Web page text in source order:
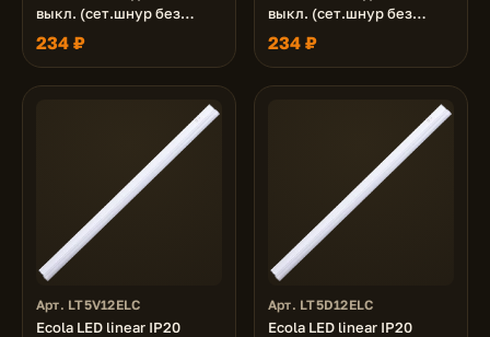
выкл. (сет.шнур без
вилки, жест.коннектор)
8W 220V 4200K
570x22x33
234 ₽
выкл. (сет.шнур без
вилки, жест.коннектор)
8W 220V 6500K
570x22x33
234 ₽
Арт. LT5V12ELC
Ecola LED linear IP20
Арт. LT5D12ELC
Ecola LED linear IP20